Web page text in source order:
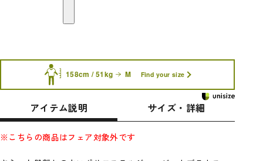
158cm / 51kg M Find your size
アイテム説明 サイズ・詳細
※こちらの商品はフェア対象外です